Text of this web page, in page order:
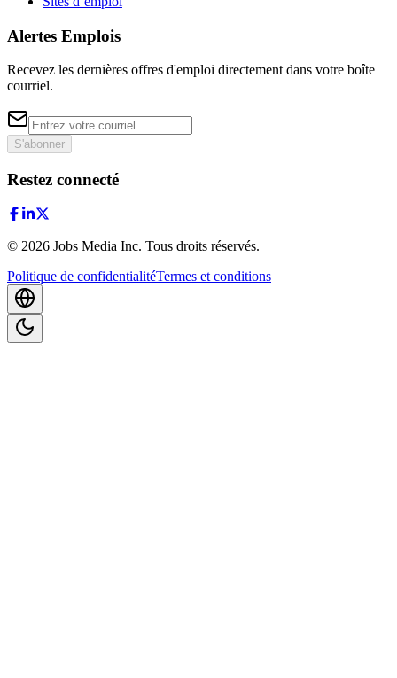
Alertes Emplois
Recevez les dernières offres d'emploi directement dans votre boîte
courriel.
S'abonner
Restez connecté
© 2026 Jobs Media Inc. Tous droits réservés.
Politique de confidentialitéTermes et conditions